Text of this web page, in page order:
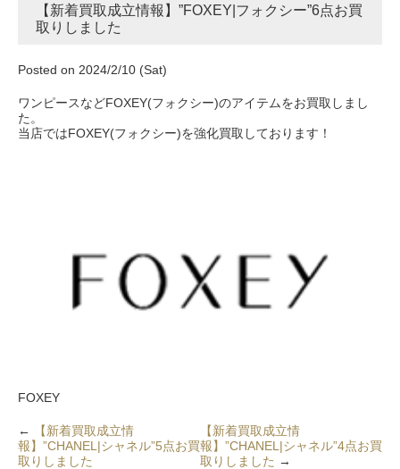
【新着買取成立情報】”FOXEY|フォクシー”6点お買
取りしました
Posted on 2024/2/10 (Sat)
ワンピースなどFOXEY(フォクシー)のアイテムをお買取しまし
た。
当店ではFOXEY(フォクシー)を強化買取しております！
FOXEY
←
【新着買取成立情
報】”CHANEL|シャネル”5点お買
取りしました
【新着買取成立情
報】”CHANEL|シャネル”4点お買
取りしました →